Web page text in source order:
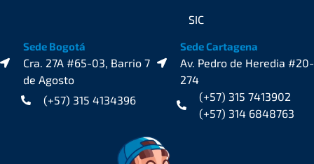
SIC
Sede Bogotá
Cra. 27A #65-03, Barrio 7
de Agosto
(+57) 315 4134396
Sede Cartagena
Av. Pedro de Heredia #20-
274
(+57) 315 7413902
(+57) 314 6848763